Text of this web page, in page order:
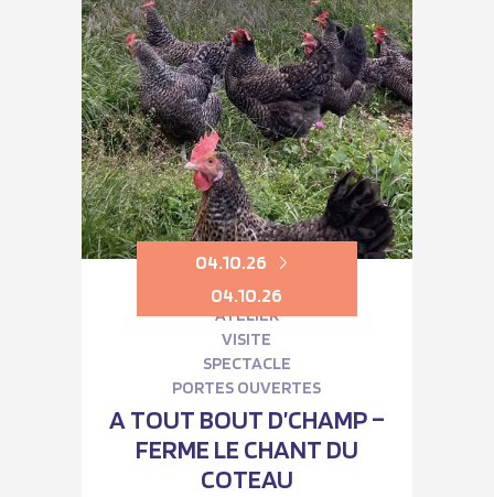
04.10.26
04.10.26
ATELIER
VISITE
SPECTACLE
PORTES OUVERTES
A TOUT BOUT D’CHAMP –
FERME LE CHANT DU
COTEAU